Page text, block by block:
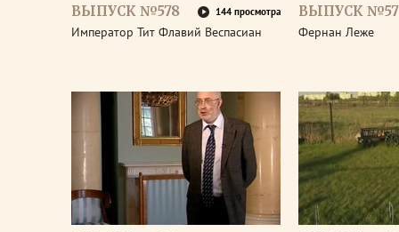
ВЫПУСК №578 144 просмотра
Император Тит Флавий Веспасиан
ВЫПУСК
Фернан Леже